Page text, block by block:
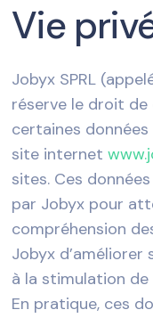
Vie
Jobyx SPRL
réserve le droit
certaines
site internet
sites. Ces
par Jobyx pour
compréhension
Jobyx
à la stimulation de
En pratique, ces